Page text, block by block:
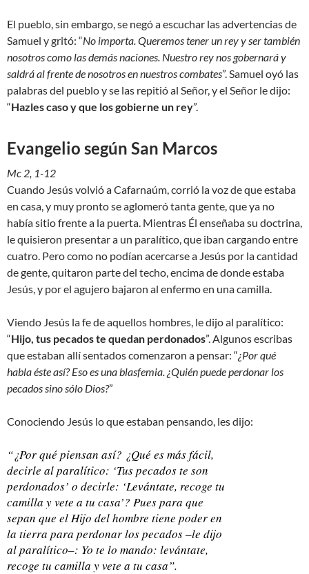
El pueblo, sin embargo, se negó a escuchar las advertencias de
Samuel y gritó: “No importa. Queremos tener un rey y ser también
nosotros como las demás naciones. Nuestro rey nos gobernará y
saldrá al frente de nosotros en nuestros combates”. Samuel oyó las
palabras del pueblo y se las repitió al Señor, y el Señor le dijo:
“Hazles caso y que los gobierne un rey”.
Evangelio según San Marcos
Mc 2, 1-12
Cuando Jesús volvió a Cafarnaúm, corrió la voz de que estaba
en casa, y muy pronto se aglomeró tanta gente, que ya no
había sitio frente a la puerta. Mientras Él enseñaba su doctrina,
le quisieron presentar a un paralítico, que iban cargando entre
cuatro. Pero como no podían acercarse a Jesús por la cantidad
de gente, quitaron parte del techo, encima de donde estaba
Jesús, y por el agujero bajaron al enfermo en una camilla.
Viendo Jesús la fe de aquellos hombres, le dijo al paralítico:
“Hijo, tus pecados te quedan perdonados”. Algunos escribas
que estaban allí sentados comenzaron a pensar: “¿Por qué
habla éste así? Eso es una blasfemia. ¿Quién puede perdonar los
pecados sino sólo Dios?”
Conociendo Jesús lo que estaban pensando, les dijo:
“¿Por qué piensan así? ¿Qué es más fácil,
decirle al paralítico: ‘Tus pecados te son
perdonados’ o decirle: ‘Levántate, recoge tu
camilla y vete a tu casa’? Pues para que
sepan que el Hijo del hombre tiene poder en
la tierra para perdonar los pecados –le dijo
al paralítico–: Yo te lo mando: levántate,
recoge tu camilla y vete a tu casa”.